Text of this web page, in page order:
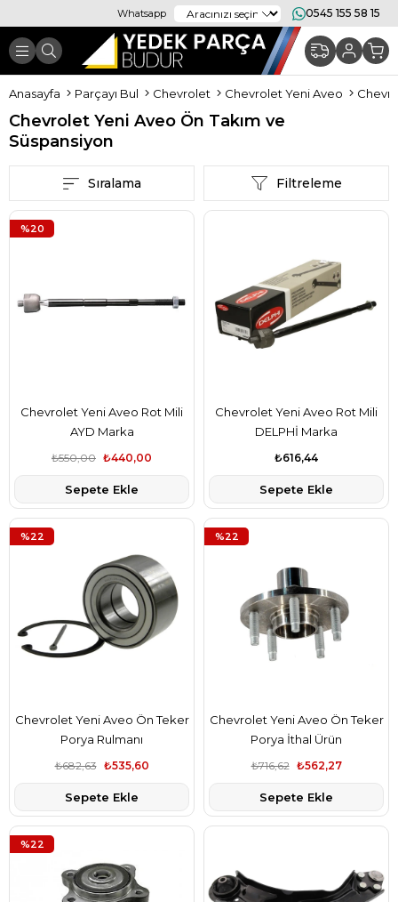
Whatsapp 0545 155 58 15
Anasayfa Parçayı Bul Chevrolet Chevrolet Yeni Aveo
Chevrolet Yeni Aveo Ön Takım ve
Süspansiyon
Filtreleme
Sıralama
Chevrolet Yeni Aveo Rot Mili
AYD Marka
₺440,00
₺550,00
Sepete Ekle
%20
Chevrolet Yeni Aveo Rot Mili
DELPHİ Marka
₺616,44
Sepete Ekle
Chevrolet Yeni Aveo Ön Teker
Porya Rulmanı
₺535,60
₺682,63
Sepete Ekle
%22
Chevrolet Yeni Aveo Ön Teker
Porya İthal Ürün
₺562,27
₺716,62
Sepete Ekle
%22
%22